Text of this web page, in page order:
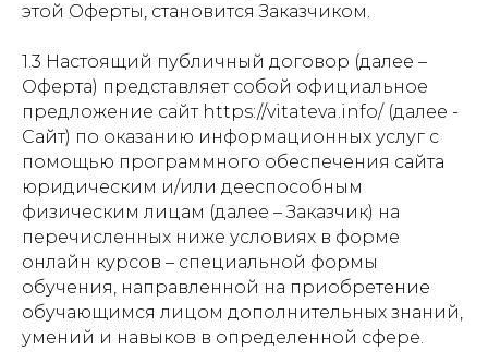
этой Оферты, становится Заказчиком.
1.3 Настоящий публичный договор (далее –
Оферта) представляет собой официальное
предложение сайт https://vitateva.info/ (далее -
Сайт) по оказанию информационных услуг с
помощью программного обеспечения сайта
юридическим и/или дееспособным
физическим лицам (далее – Заказчик) на
перечисленных ниже условиях в форме
онлайн курсов – специальной формы
обучения, направленной на приобретение
обучающимся лицом дополнительных знаний,
умений и навыков в определенной сфере.